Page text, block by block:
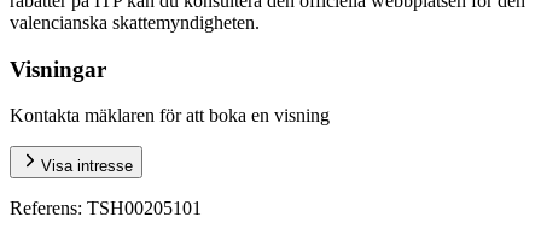
valencianska skattemyndigheten.
Visningar
Kontakta mäklaren för att boka en visning
Visa intresse
Referens: TSH00205101